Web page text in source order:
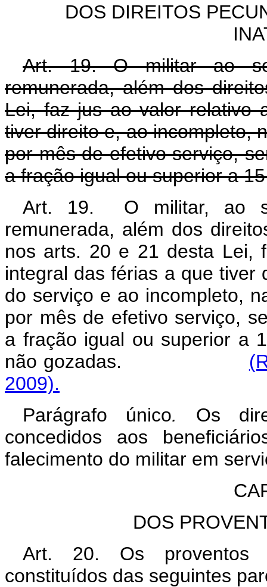
DOS DIREITOS
Art. 19. O militar ao
remunerada, além dos
Lei, faz jus ao valor relativo
tiver direito e, ao incompleto,
por mês de efetivo serviço,
a fração igual ou superior a
Art. 19. O militar, ao
remunerada, além dos
nos arts. 20 e 21 desta Lei,
integral das férias a que tiver
do serviço e ao incompleto,
por mês de efetivo serviço,
a fração igual ou superior a
não gozadas.
2009).
Parágrafo único.
Os
concedidos aos
falecimento do militar em
DOS
Art. 20. Os proventos
constituídos das seguintes